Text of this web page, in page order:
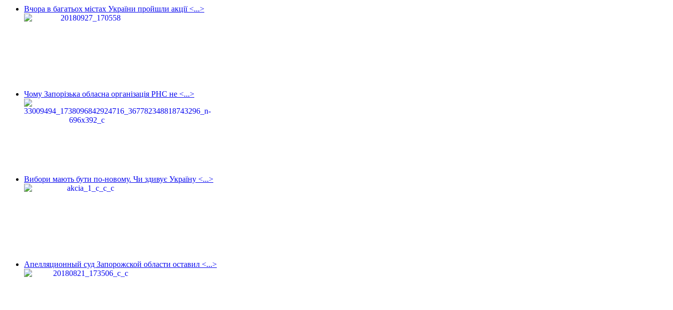
Вчора в багатьох містах України пройшли акції <...>
Чому Запорізька обласна організація РНС не <...>
Вибори мають бути по-новому. Чи здивує Україну <...>
Апелляционный суд Запорожской области оставил <...>